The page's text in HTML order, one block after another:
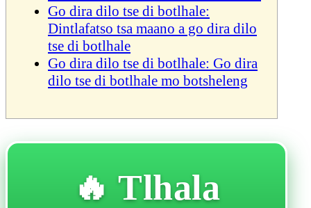
Go dira dilo tse di botlhale:
Dintlafatso tsa maano a go dira dilo
tse di botlhale
Go dira dilo tse di botlhale: Go dira
dilo tse di botlhale mo botsheleng
🔥 Tlhala